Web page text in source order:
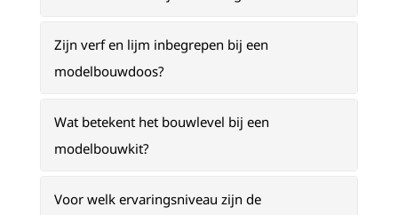
Zijn verf en lijm inbegrepen bij een
modelbouwdoos?
Wat betekent het bouwlevel bij een
modelbouwkit?
Voor welk ervaringsniveau zijn de